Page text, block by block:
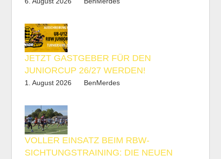
JETZT GASTGEBER FÜR DEN
JUNIORCUP 26/27 WERDEN!
1. August 2026 BenMerdes
VOLLER EINSATZ BEIM RBW-
SICHTUNGSTRAINING: DIE NEUEN